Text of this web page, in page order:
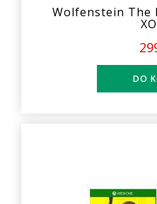
Wolfenstein The